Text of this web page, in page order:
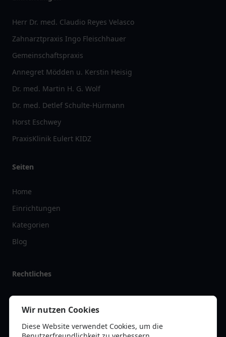
Herr Dr. med. Claudio Reyes Velasco
Zahnarztpraxis Ingo Fleischhauer
Gemeinschaftspraxis
Annegret Mödden u. Kerstin Heisig
Dr. med. Martin H. G. Wolf
Dr. med. Detlef Schulte-Hürmann
Horst Eschwey
PraxisKlinik Eulert KIDZ
Seiten
Home
Einrichtungen
Kategorien
Blog
Rechtliches
Impressum
Datenschutz
Kontakt
Wir nutzen Cookies
Diese Website verwendet Cookies, um die